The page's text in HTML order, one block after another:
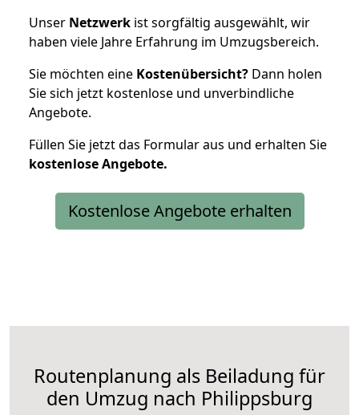
Unser Netzwerk ist sorgfältig ausgewählt, wir
haben viele Jahre Erfahrung im Umzugsbereich.
Sie möchten eine Kostenübersicht? Dann holen
Sie sich jetzt kostenlose und unverbindliche
Angebote.
Füllen Sie jetzt das Formular aus und erhalten Sie
kostenloseAngebote.
Kostenlose Angebote erhalten
Routenplanung als Beiladung für
den Umzug nach Philippsburg